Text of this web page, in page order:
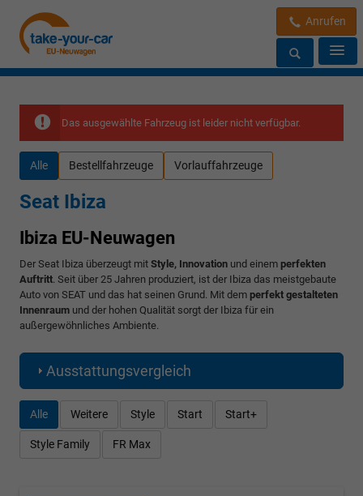
Anrufen
Das ausgewählte Fahrzeug ist leider nicht verfügbar.
Alle Bestellfahrzeuge Vorlauffahrzeuge
Seat Ibiza
Ibiza EU-Neuwagen
Der Seat Ibiza überzeugt mit Style, Innovation und einem perfekten
Auftritt . Seit über 25 Jahren produziert, ist der Ibiza das meistgebaute
Auto von SEAT und das hat seinen Grund. Mit dem perfekt gestalteten
Innenraum und der hohen Qualität sorgt der Ibiza für ein
außergewöhnliches Ambiente.
Ausstattungsvergleich
Alle Weitere Style Start Start+
Style Family FR Max